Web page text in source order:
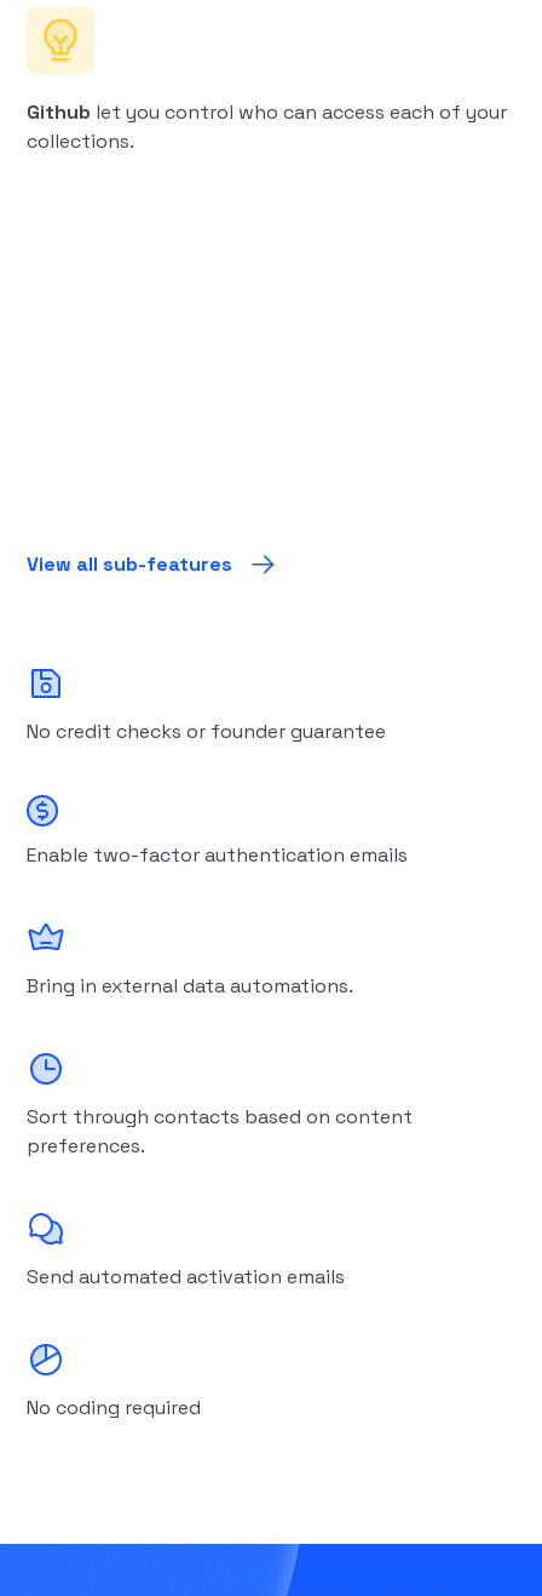
Github let you control who can access each of your
collections.
View all sub-features
No credit checks or founder guarantee
Enable two-factor authentication emails
Bring in external data automations.
Sort through contacts based on content
preferences.
Send automated activation emails
No coding required